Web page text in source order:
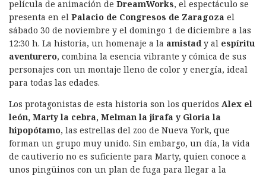
b
o
o
k
r e
d
I
n
A
p
p
a
rt
ir
película de animación de DreamWorks, el espectáculo se
presenta en el Palacio de Congresos de Zaragoza el
sábado 30 de noviembre y el domingo 1 de diciembre a las
12:30 h. La historia, un homenaje a la amistady al espíritu
aventurero, combina la esencia vibrante y cómica de sus
personajes con un montaje lleno de color y energía, ideal
para todas las edades.
Los protagonistas de esta historia son los queridos Alex el
león, Marty la cebra, Melman la jirafa y Gloria la
hipopótamo, las estrellas del zoo de Nueva York, que
forman un grupo muy unido. Sin embargo, un día, la vida
de cautiverio no es suficiente para Marty, quien conoce a
unos pingüinos con un plan de fuga para llegar a la